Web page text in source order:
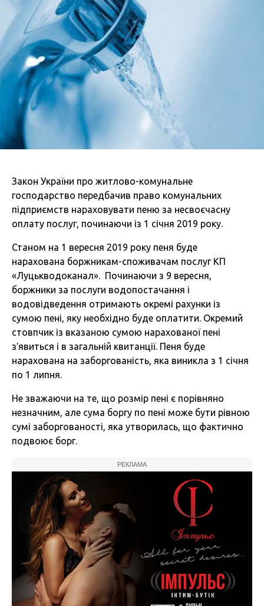
Закон України про житлово-комунальне
господарство передбачив право комунальних
підприємств нараховувати пеню за несвоєчасну
оплату послуг, починаючи із 1 січня 2019 року.
Станом на 1 вересня 2019 року пеня буде
нарахована боржникам-споживачам послуг КП
«Луцькводоканал». Починаючи з 9 вересня,
боржники за послуги водопостачання і
водовідведення отримають окремі рахунки із
сумою пені, яку необхідно буде оплатити. Окремий
стовпчик із вказаною сумою нарахованої пені
з′явиться і в загальній квитанції. Пеня буде
нарахована на заборгованість, яка виникла з 1 січня
по 1 липня.
Не зважаючи на те, що розмір пені є порівняно
незначним, але сума боргу по пені може бути рівною
сумі заборгованості, яка утворилась, що фактично
подвоює борг.
РЕКЛАМА